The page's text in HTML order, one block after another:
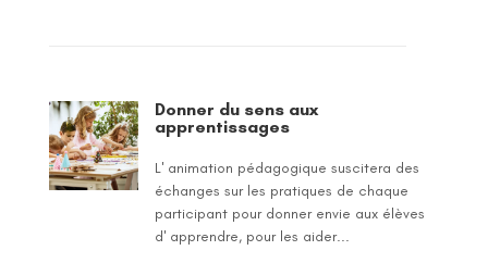
Donner du sens aux
apprentissages
L' animation pédagogique suscitera des
échanges sur les pratiques de chaque
participant pour donner envie aux élèves
d' apprendre, pour les aider...